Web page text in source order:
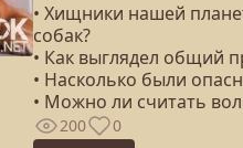
• Хищники нашей
собак?
• Как выглядел общий
• Насколько были
• Можно ли считать
200 0